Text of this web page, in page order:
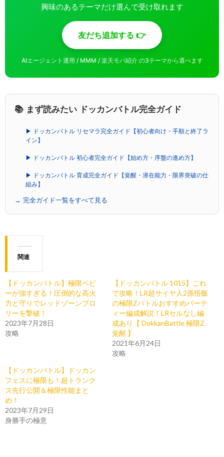
興味のあるテーマだけ選んで受け取れます
友だち追加する 👉
AIエージェント運用 / MMM / 楽天モバ紹介 の3テーマから選べます
📚 まず読みたい ドッカンバトル完全ガイド
▶ ドッカンバトル リセマラ完全ガイド【初心者向け・手順と終了ラ
イン】
▶ ドッカンバトル 初心者完全ガイド【始め方・序盤の進め方】
▶ ドッカンバトル 育成完全ガイド【覚醒・潜在能力・限界突破の仕
組み】
→ 完全ガイド一覧をすべて見る
関連
【ドッカンバトル】極限ベビ
ーが強すぎる！圧倒的な高火
力と守りでレッドゾーンブロ
リーを撃破！
2023年7月28日
攻略
【ドッカンバトル 1015】これ
で攻略！LR超サイヤ人2孫悟飯
の極限Zバトルおすすめパーテ
ィー編成解説！LRセルなし編
成あり【 DokkanBattle 極限Z
覚醒 】
2021年6月24日
攻略
【ドッカンバトル】ドッカン
フェスに極限も！超トランク
ス先行公開＆極限性能まと
め！
2023年7月29日
身勝手の極意